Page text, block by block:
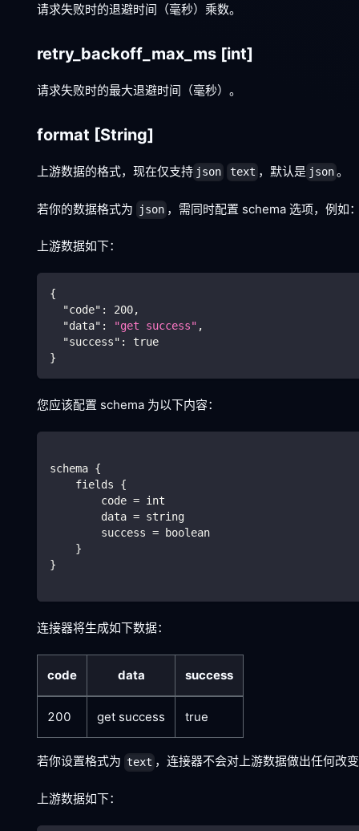
请求失败时的退避时间（毫秒）乘数。
retry_backoff_max_ms [int]
请求失败时的最大退避时间（毫秒）。
format [String]
上游数据的格式，现在仅支持 json text ，默认是 json。
若你的数据格式为 json ，需同时配置 schema 选项，例如
上游数据如下：
{
"code" : 200,
"data" : "get success" ,
"success" :
true
}
您应该配置 schema 为以下内容：
schema {
    fields {
        code = int
        data = string
        success = boolean
    }
}
连接器将生成如下数据：
code data success
200 get success true
若你设置格式为 text ，连接器不会对上游数据做出任何改
上游数据如下：